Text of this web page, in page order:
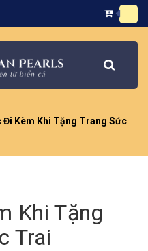
Đi Kèm Khi Tặng Trang Sức
Khi Tặng
Trai